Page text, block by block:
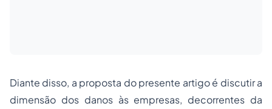
Diante disso, a proposta do presente artigo é discutir a
dimensão dos danos às empresas, decorrentes da